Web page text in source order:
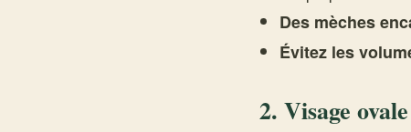
Des mèches
Évitez les
2. Visage